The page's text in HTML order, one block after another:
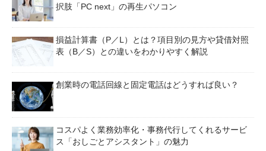
択肢「PC next」の再生パソコン
損益計算書（P／L）とは？項目別の見方や貸借対照
表（B／S）との違いをわかりやすく解説
創業時の電話回線と固定電話はどうすれば良い？
コスパよく業務効率化・事務代行してくれるサービ
ス「おしごとアシスタント」の魅力